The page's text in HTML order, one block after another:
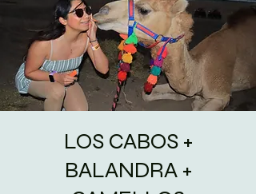
LOS CABOS +
BALANDRA +